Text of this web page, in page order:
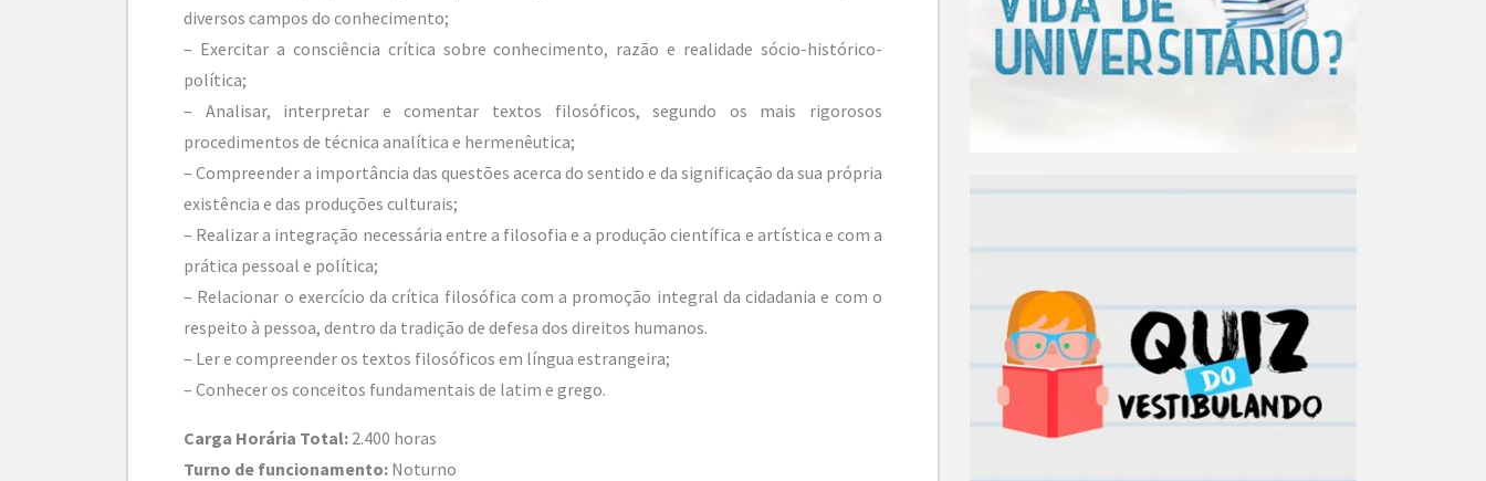
diversos campos do conhecimento;
– Exercitar a consciência crítica sobre conhecimento, razão e realidade sócio-histórico-
política;
– Analisar, interpretar e comentar textos filosóficos, segundo os mais rigorosos
procedimentos de técnica analítica e hermenêutica;
– Compreender a importância das questões acerca do sentido e da significação da sua própria
existência e das produções culturais;
– Realizar a integração necessária entre a filosofia e a produção científica e artística e com a
prática pessoal e política;
– Relacionar o exercício da crítica filosófica com a promoção integral da cidadania e com o
respeito à pessoa, dentro da tradição de defesa dos direitos humanos.
– Ler e compreender os textos filosóficos em língua estrangeira;
– Conhecer os conceitos fundamentais de latim e grego.
Carga Horária Total: 2.400 horas
Turno de funcionamento: Noturno